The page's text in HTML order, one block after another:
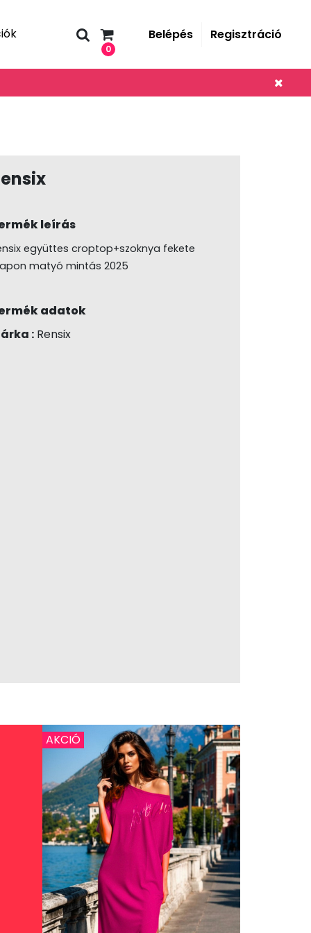
0
Belépés Regisztráció
leírás
együttes croptop+szoknya fekete
matyó mintás 2025
adatok
:Rensix
AKCIÓ